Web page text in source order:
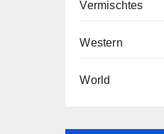
Vermischtes
Western
World